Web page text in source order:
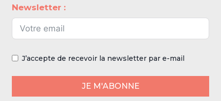
Newsletter :
J’accepte de recevoir la newsletter par e-mail
JE M'ABONNE